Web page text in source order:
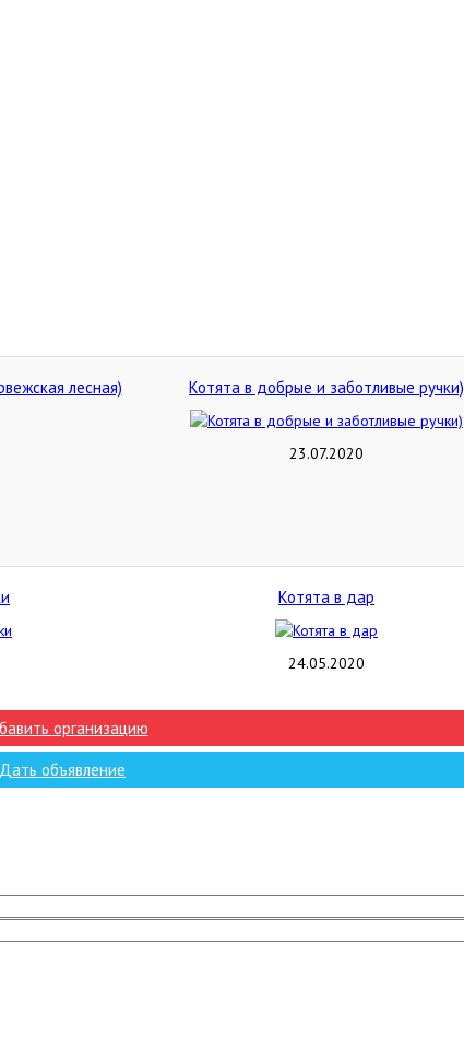
лесная) Котята в добрые и заботливые ручки)
23.07.2020
Котята в дар
24.05.2020
организацию
объявление